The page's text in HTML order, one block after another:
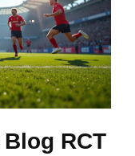
RCT